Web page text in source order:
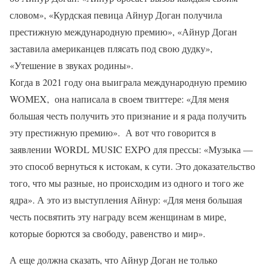
словом», «Курдская певица Айнур Доган получила
престижную международную премию», «Айнур Доган
заставила американцев плясать под свою дудку»,
«Утешение в звуках родины».
Когда в 2021 году она выиграла международную премию
WOMEX, она написала в своем твиттере: «Для меня
большая честь получить это признание и я рада получить
эту престижную премию». А вот что говорится в
заявлении WORDL MUSIC EXPO для прессы: «Музыка —
это способ вернуться к истокам, к сути. Это доказательство
того, что мы разные, но происходим из одного и того же
ядра». А это из выступления Айнур: «Для меня большая
честь посвятить эту награду всем женщинам в мире,
которые борются за свободу, равенство и мир».
А еще должна сказать, что Айнур Доган не только